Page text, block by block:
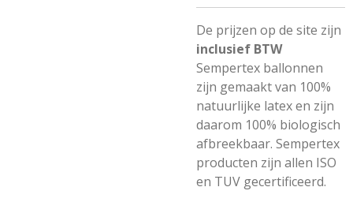
De prijzen op de site zijn
inclusief BTW
Sempertex ballonnen
zijn gemaakt van 100%
natuurlijke latex en zijn
daarom 100% biologisch
afbreekbaar. Sempertex
producten zijn allen ISO
en TUV gecertificeerd.